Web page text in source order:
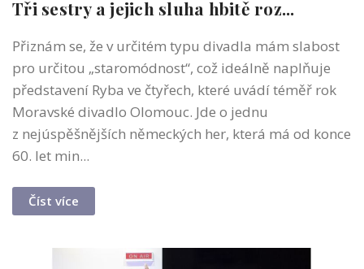
Tři sestry a jejich sluha hbitě roz...
Přiznám se, že v určitém typu divadla mám slabost
pro určitou „staromódnost“, což ideálně naplňuje
představení Ryba ve čtyřech, které uvádí téměř rok
Moravské divadlo Olomouc. Jde o jednu
z nejúspěšnějších německých her, která má od konce
60. let min...
Číst více